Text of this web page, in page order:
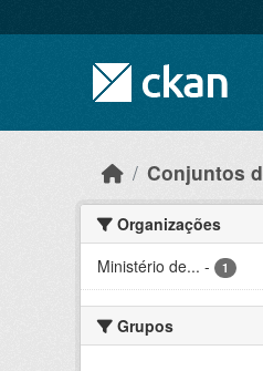
Conjuntos
Organizações
Ministério de... - 1
Grupos